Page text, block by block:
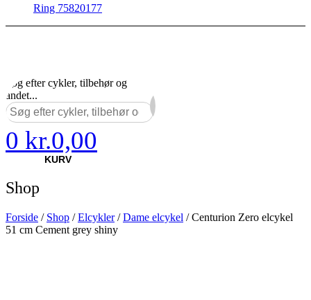
Ring 75820177
Søg efter cykler, tilbehør og
andet...
0 kr.0,00
KURV
Shop
Forside / Shop /Elcykler/Dame elcykel / Centurion Zero elcykel
51 cm Cement grey shiny